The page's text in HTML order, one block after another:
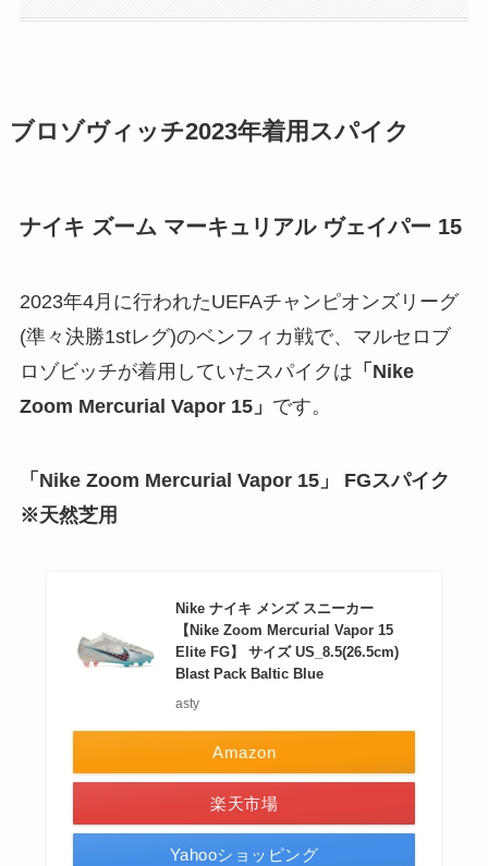
ブロゾヴィッチ2023年着用スパイク
ナイキ ズーム マーキュリアル ヴェイパー 15
2023年4月に行われたUEFAチャンピオンズリーグ
(準々決勝1stレグ)のベンフィカ戦で、マルセロブ
ロゾビッチが着用していたスパイクは 「Nike
Zoom Mercurial Vapor 15」 です。
「Nike Zoom Mercurial Vapor 15」 FGスパイク
※天然芝用
Nike ナイキ メンズ スニーカー
【Nike Zoom Mercurial Vapor 15
Elite FG】 サイズ US_8.5(26.5cm)
Blast Pack Baltic Blue
asty
Amazon
楽天市場
Yahooショッピング